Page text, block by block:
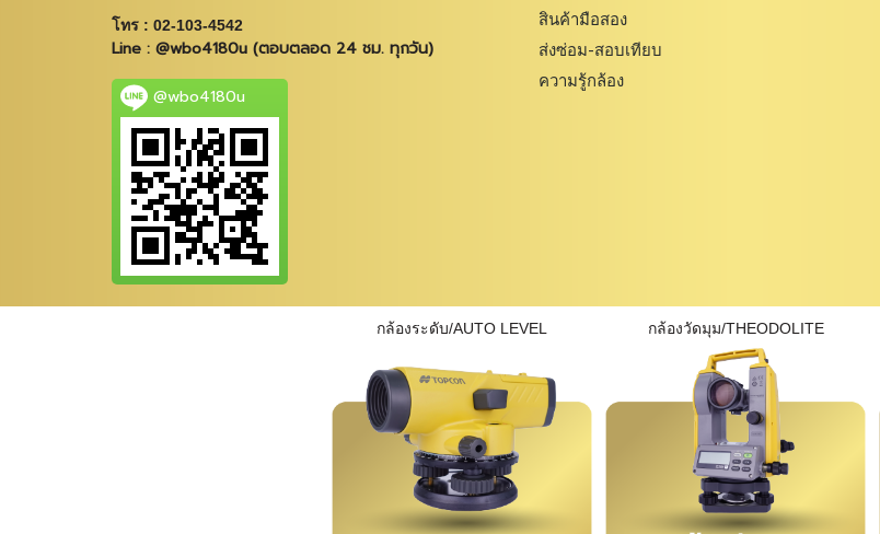
โทร : 02-103-4542
Line : @wbo4180u (ตอบตลอด 24 ชม. ทุกวัน)
@wbo4180u
สินค้ามือสอง
ส่งซ่อม-สอบเทียบ
ความรู้กล้อง
กล้องระดับ/AUTO LEVEL กล้องวัดมุม/THEODOLITE